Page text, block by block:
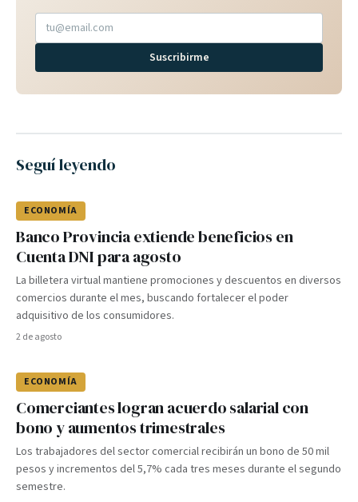
Suscribirme
Seguí leyendo
ECONOMÍA
Banco Provincia extiende beneficios en
Cuenta DNI para agosto
La billetera virtual mantiene promociones y descuentos en diversos
comercios durante el mes, buscando fortalecer el poder
adquisitivo de los consumidores.
2 de agosto
ECONOMÍA
Comerciantes logran acuerdo salarial con
bono y aumentos trimestrales
Los trabajadores del sector comercial recibirán un bono de 50 mil
pesos y incrementos del 5,7% cada tres meses durante el segundo
semestre.